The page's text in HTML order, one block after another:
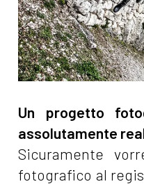
Un progetto
assolutamente
Sicuramente
fotografico al